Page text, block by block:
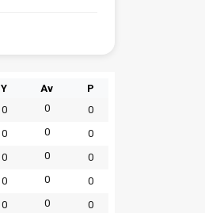
Y Av P
0 0 0
0 0 0
0 0 0
0 0 0
0 0 0